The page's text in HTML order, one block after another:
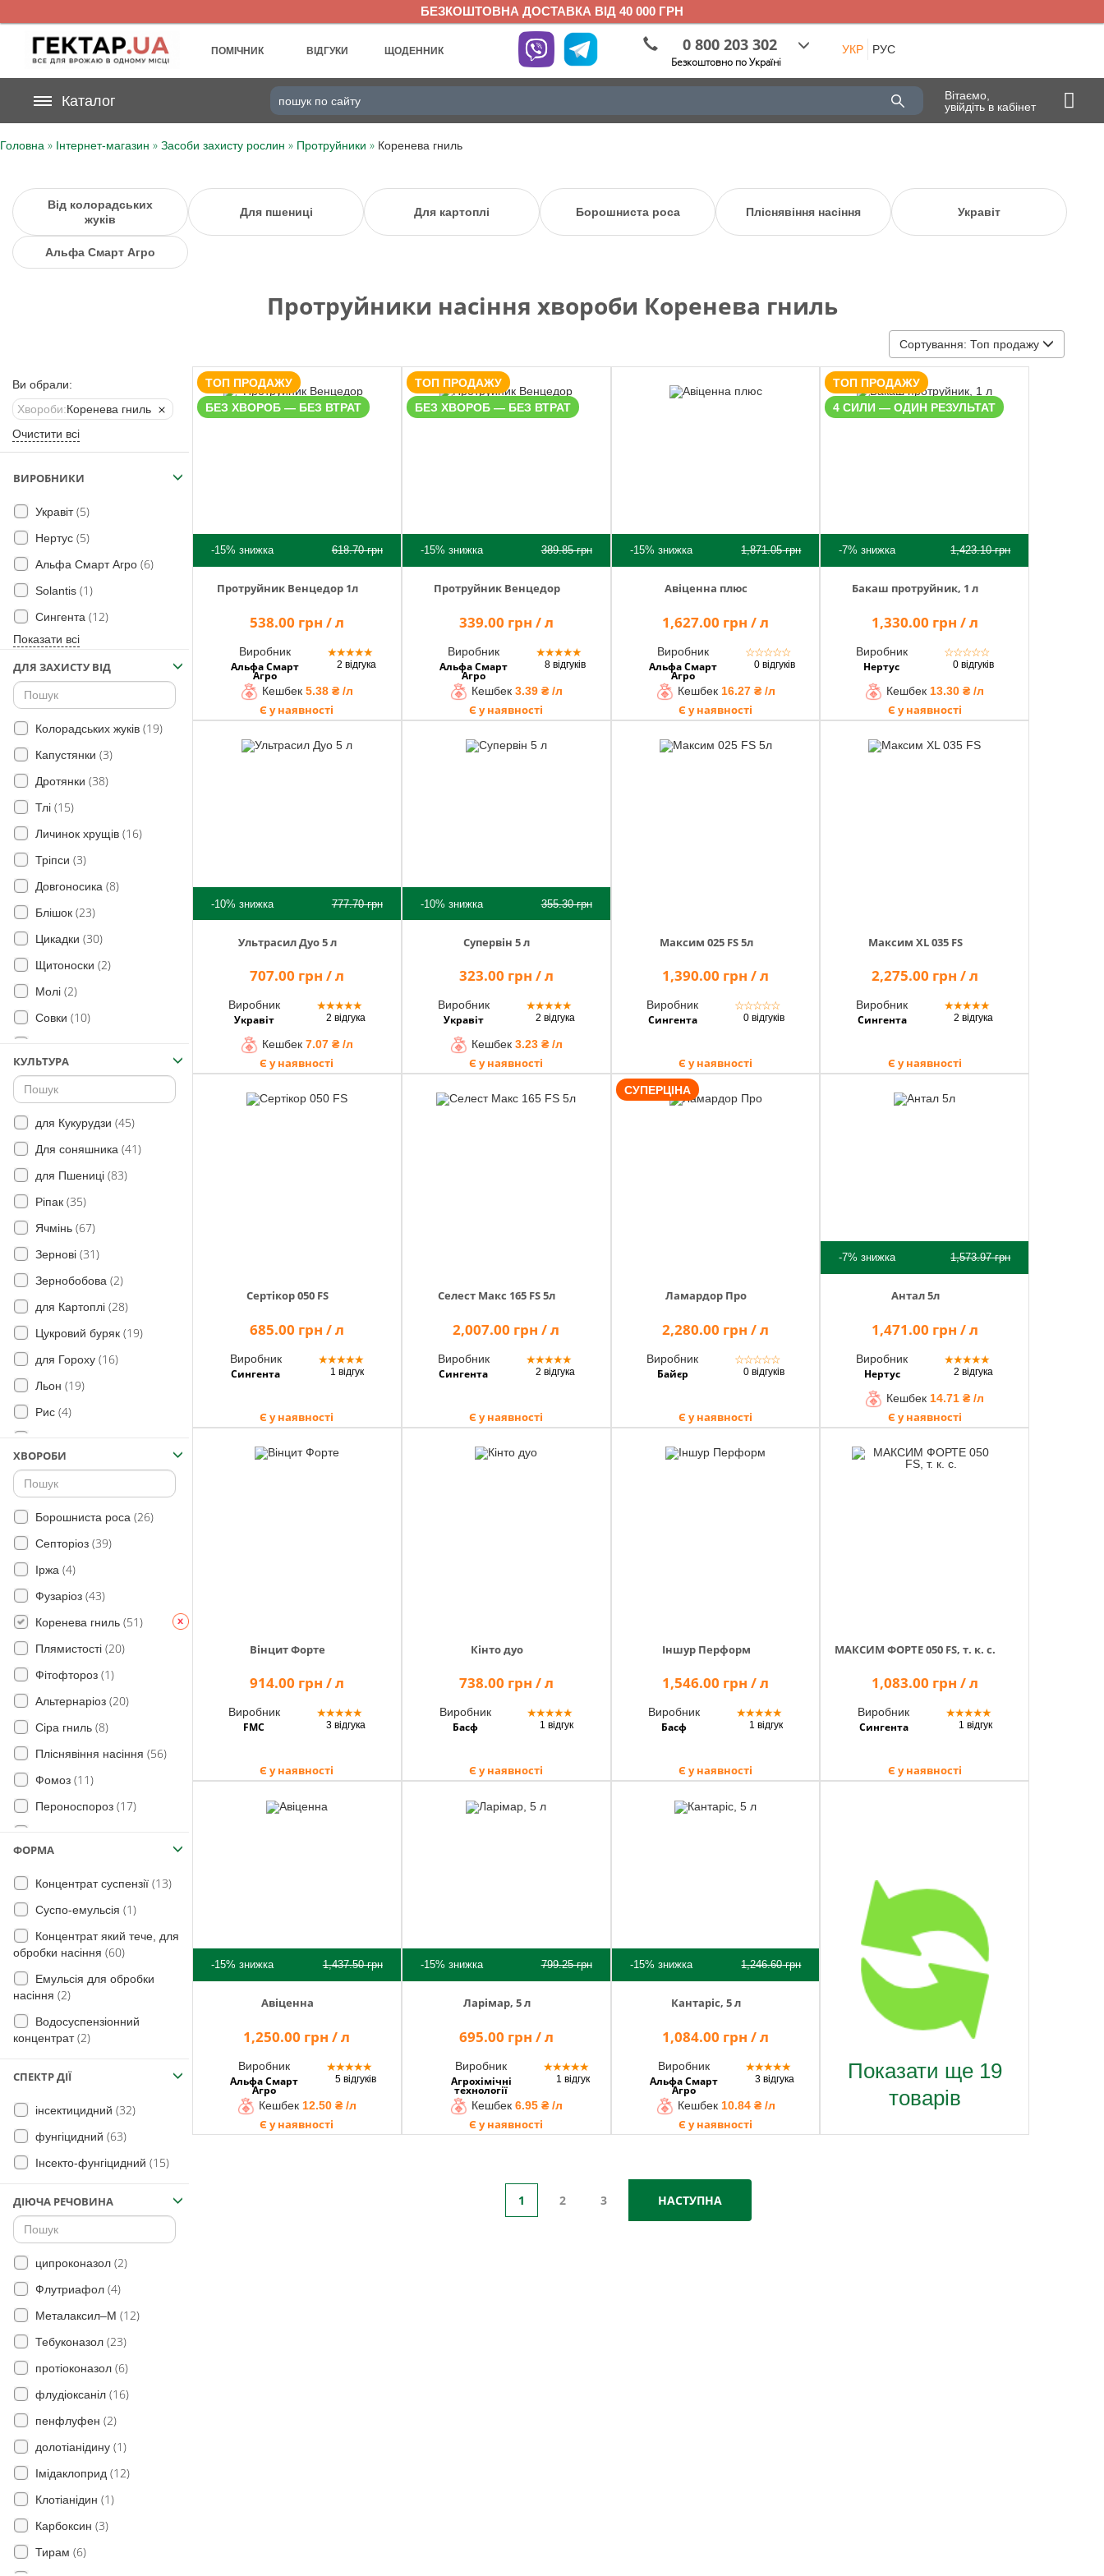
БЕЗКОШТОВНА ДОСТАВКА ВІД 40 000 ГРН
ПОМІЧНИК ВІДГУКИ ЩОДЕННИК 0 800 203 302
Безкоштовно по Україні
УКР РУС
UA
На вашому
бонусному рахунку
Щоденник
Доставка
0 800 203
Безкоштовно
по Україні
+38 (096) 733
733 0
+38 (066) 733
+38 (093) 733
733 0
info@hectare.ua
Каталог
Вітаємо,
увійдіть в кабінет
Головна » Інтернет-магазин » Засоби захисту рослин » Протруйники » Коренева гниль
Від колорадських
жуків
Для пшениці Для картоплі Борошниста роса Пліснявіння насіння Укравіт
Альфа Смарт Агро
Протруйники насіння хвороби Коренева гниль
Ви обрали:
Хвороби:Коренева гниль
Очистити всі
ВИРОБНИКИ
Укравіт(5)
Нертус (5)
Альфа Смарт Агро (6)
Solantis (1)
Сингента (12)
Показати всі
ДЛЯ ЗАХИСТУ ВІД
Колорадських жуків (19)
Капустянки (3)
Дротянки (38)
Тлі (15)
Личинок хрущів (16)
Тріпси (3)
Довгоносика (8)
Блішок (23)
Цикадки (30)
Щитоноски (2)
Молі (2)
Совки (10)
тля(1)
п’явиця(9)
Сірий та південний бурякові
довгоносики
(7)
Хрестоцвітні блішки
ґрунтові шкідники (6)
личинки коваликів
чорнишів
пластинчастовусих
пристеблові гнилі(3)
плеснявіння насіння(3)
чорної парші(2)
Трипси(12)
Тверда сажки
Кам’яна сажка
Комплекс кореневих гнилей
(4)
Хлібні блішки(5)
Грунтові шкідники
Гусениці підгризаючих совок
Прихованохоботники
шкідників(12)
Комплекс наземних
Склеротиніоз
Шкідники сходів(1)
Бруньковий довгоносик
Несправжні дротяники (8)
(1)
Пшеничний трипс
Пероноспороз(6)
Гірчиці польової
Хлібна жужелиця(28)
КУЛЬТУРА
для Кукурудзи (45)
Для соняшника (41)
для Пшениці (83)
Ріпак (35)
Ячмінь (67)
Зернові (31)
Зернобобова (2)
для Картоплі (28)
Цукровий буряк (19)
для Гороху (16)
Льон (19)
Рис (4)
для Цибулі
Морква(2)
Овочі(2)
Томат(1)
Нут(4)
Сорго(6)
Просо(8)
Овес(5)
Жито(3)
Капуста(2)
на Кавуни(2)
Огірки (1)
Часник(1)
ХВОРОБИ
Борошниста роса (26)
Септоріоз (39)
Іржа (4)
Фузаріоз (43)
Коренева гниль (51)
Плямистості (20)
Фітофтороз (1)
Альтернаріоз (20)
Сіра гниль (8)
Пліснявіння насіння (56)
Фомоз (11)
Пероноспороз (17)
Парша(6)
Кореневі гнилі(33)
Сажкові хвороби (27)
Антракноз
Крапчастість(8)
Пухирчаста сажка
Несправжня борошниста
(4)
Чорна плямистість
Біла гниль(10)
Ризоктоніоз(10)
Хвороби листя(1)
Бактеріоз(5)
Прикореневі гнилі
Плямистості листя ячменю
(2)
Гельмінтоспоріоз
тифульоз(3)
головневі гриби(2)
Сітчаста плямистість
Фомопсис(6)
Аскохітоз(17)
Фузаріозна коренева гниль
ФОРМА
Концентрат суспензії (13)
Суспо-емульсія (1)
Концентрат який тече, для
обробки насіння (60)
Емульсія для обробки
насіння (2)
Водосуспензіонний
концентрат(2)
СПЕКТР ДІЇ
інсектицидний (32)
фунгіцидний (63)
Інсекто-фунгіцидний (15)
ДІЮЧА РЕЧОВИНА
ципроконазол (2)
Флутриафол (4)
Металаксил–М (12)
Тебуконазол (23)
протіоконазол (6)
флудіоксаніл (16)
пенфлуфен (2)
долотіанідину (1)
Імідаклоприд (12)
Клотіанідин (1)
Карбоксин (3)
Тирам (6)
Сортування: Топ продажу
ТОП ПРОДАЖУ
БЕЗ ХВОРОБ — БЕЗ ВТРАТ
-15% знижка 618.70грн
Протруйник Венцедор 1л
538.00 грн / л
Виробник
Альфа Смарт
Агро
★★★★★
2 відгука
Кешбек 5.38 ₴ /л
Є у наявності
ТОП ПРОДАЖУ
БЕЗ ХВОРОБ — БЕЗ ВТРАТ
-15% знижка 389.85грн
Протруйник Венцедор
339.00 грн / л
Виробник
Альфа Смарт
Агро
★★★★★
8 відгуків
Кешбек 3.39 ₴ /л
Є у наявності
-15% знижка 1,871.05грн
Авіценна плюс
1,627.00 грн / л
Виробник
Альфа Смарт
Агро
☆☆☆☆☆
0 відгуків
Кешбек 16.27 ₴ /л
Є у наявності
ТОП ПРОДАЖУ
4 СИЛИ — ОДИН РЕЗУЛЬТАТ
-7% знижка 1,423.10грн
Бакаш протруйник, 1 л
1,330.00 грн / л
Виробник
Нертус
☆☆☆☆☆
0 відгуків
Кешбек 13.30 ₴ /л
Є у наявності
-10% знижка 777.70грн
Ультрасил Дуо 5 л
707.00 грн / л
Виробник
Укравіт
★★★★★
2 відгука
Кешбек 7.07 ₴ /л
Є у наявності
-10% знижка 355.30грн
Супервін 5 л
323.00 грн / л
Виробник
Укравіт
★★★★★
2 відгука
Кешбек 3.23 ₴ /л
Є у наявності
Максим 025 FS 5л
1,390.00 грн / л
Виробник
Сингента
☆☆☆☆☆
0 відгуків
Є у наявності
Максим XL 035 FS
2,275.00 грн / л
Виробник
Сингента
★★★★★
2 відгука
Є у наявності
Сертікор 050 FS
685.00 грн / л
Виробник
Сингента
★★★★★
1 відгук
Є у наявності
Селест Макс 165 FS 5л
2,007.00 грн / л
Виробник
Сингента
★★★★★
2 відгука
Є у наявності
СУПЕРЦІНА
Ламардор Про
2,280.00 грн / л
Виробник
Байєр
☆☆☆☆☆
0 відгуків
Є у наявності
-7% знижка 1,573.97грн
Антал 5л
1,471.00 грн / л
Виробник
Нертус
★★★★★
2 відгука
Кешбек 14.71 ₴ /л
Є у наявності
Вінцит Форте
914.00 грн / л
Виробник
FMC
★★★★★
3 відгука
Є у наявності
Кінто дуо
738.00 грн / л
Виробник
Басф
★★★★★
1 відгук
Є у наявності
Іншур Перформ
1,546.00 грн / л
Виробник
Басф
★★★★★
1 відгук
Є у наявності
МАКСИМ ФОРТЕ 050 FS, т. к. с.
1,083.00 грн / л
Виробник
Сингента
★★★★★
1 відгук
Є у наявності
-15% знижка 1,437.50грн
Авіценна
1,250.00 грн / л
Виробник
Альфа Смарт
Агро
★★★★★
5 відгуків
Кешбек 12.50 ₴ /л
Є у наявності
-15% знижка 799.25грн
Ларімар, 5 л
695.00 грн / л
Виробник
Агрохімічні
технології
★★★★★
1 відгук
Кешбек 6.95 ₴ /л
Є у наявності
-15% знижка 1,246.60грн
Кантаріс, 5 л
1,084.00 грн / л
Виробник
Альфа Смарт
Агро
★★★★★
3 відгука
Кешбек 10.84 ₴ /л
Є у наявності
Показати ще 19
товарів
1 2 3 НАСТУПНА